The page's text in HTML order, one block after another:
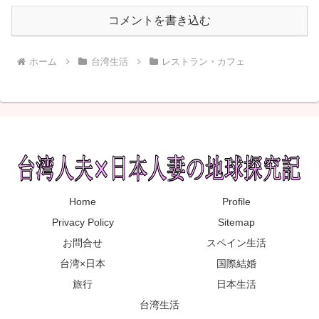
コメントを書き込む
ホーム 台湾生活 レストラン・カフェ
Home
Profile
Privacy Policy
Sitemap
お問合せ
スペイン生活
台湾×日本
国際結婚
旅行
日本生活
台湾生活